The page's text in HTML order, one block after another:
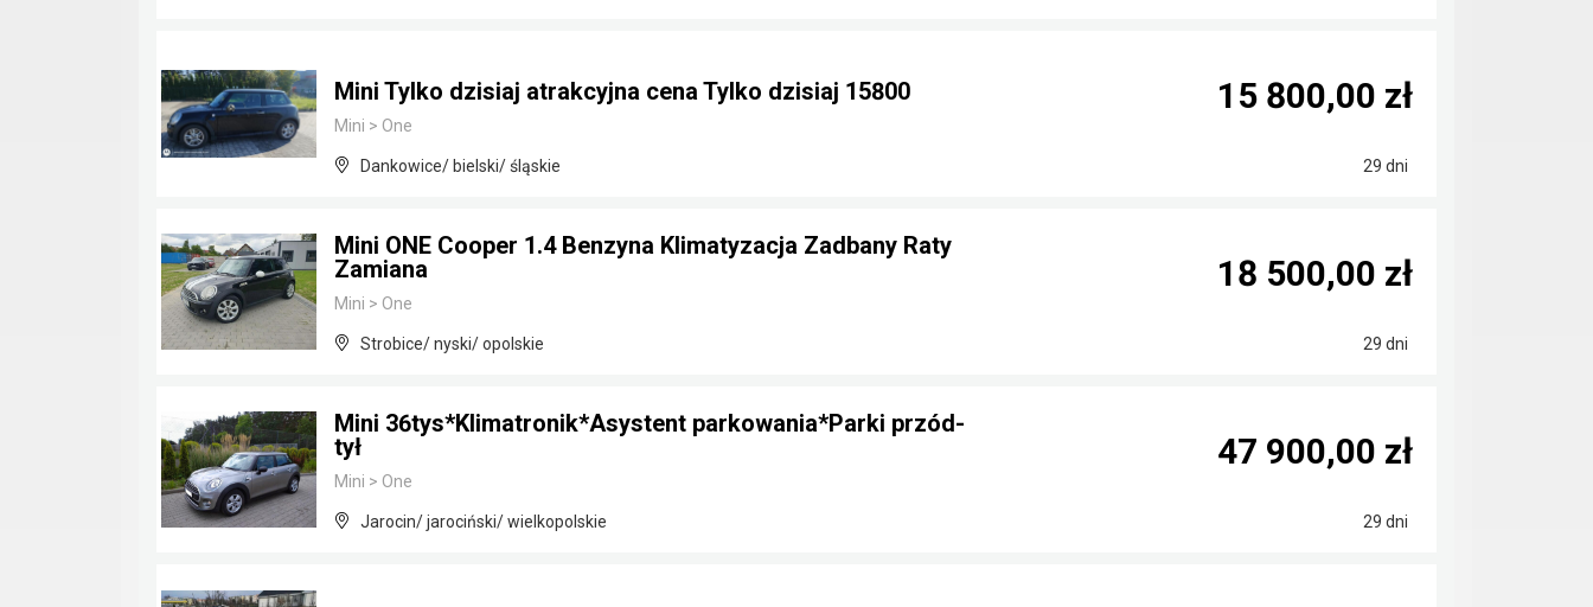
Mini Tylko dzisiaj atrakcyjna cena Tylko dzisiaj 15800
Mini > One
Dankowice/ bielski/ śląskie 29 dni
15 800,00 zł
Mini ONE Cooper 1.4 Benzyna Klimatyzacja Zadbany Raty
Zamiana
Mini > One
Strobice/ nyski/ opolskie 29 dni
18 500,00 zł
Mini 36tys*Klimatronik*Asystent parkowania*Parki przód-
tył
Mini > One
Jarocin/ jarociński/ wielkopolskie 29 dni
47 900,00 zł